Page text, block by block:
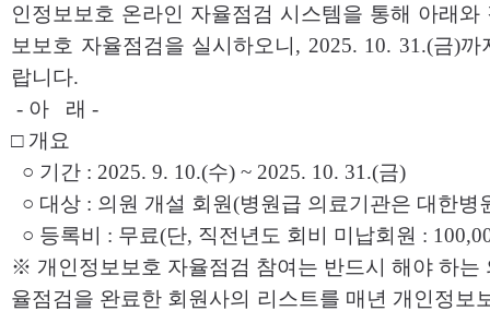
인정보보호 온라인 자율점검 시스템을 통해 아래와
보보호 자율점검을 실시하오니, 2025. 10. 31.(금)
랍니다.
- 아 래 -
□ 개요
○ 기간 : 2025. 9. 10.(수) ~ 2025. 10. 31.(금)
○ 대상 : 의원 개설 회원(병원급 의료기관은 대한병
○ 등록비 : 무료(단, 직전년도 회비 미납회원 :
※ 개인정보보호 자율점검 참여는 반드시 해야 하는
율점검을 완료한 회원사의 리스트를 매년 개인정보